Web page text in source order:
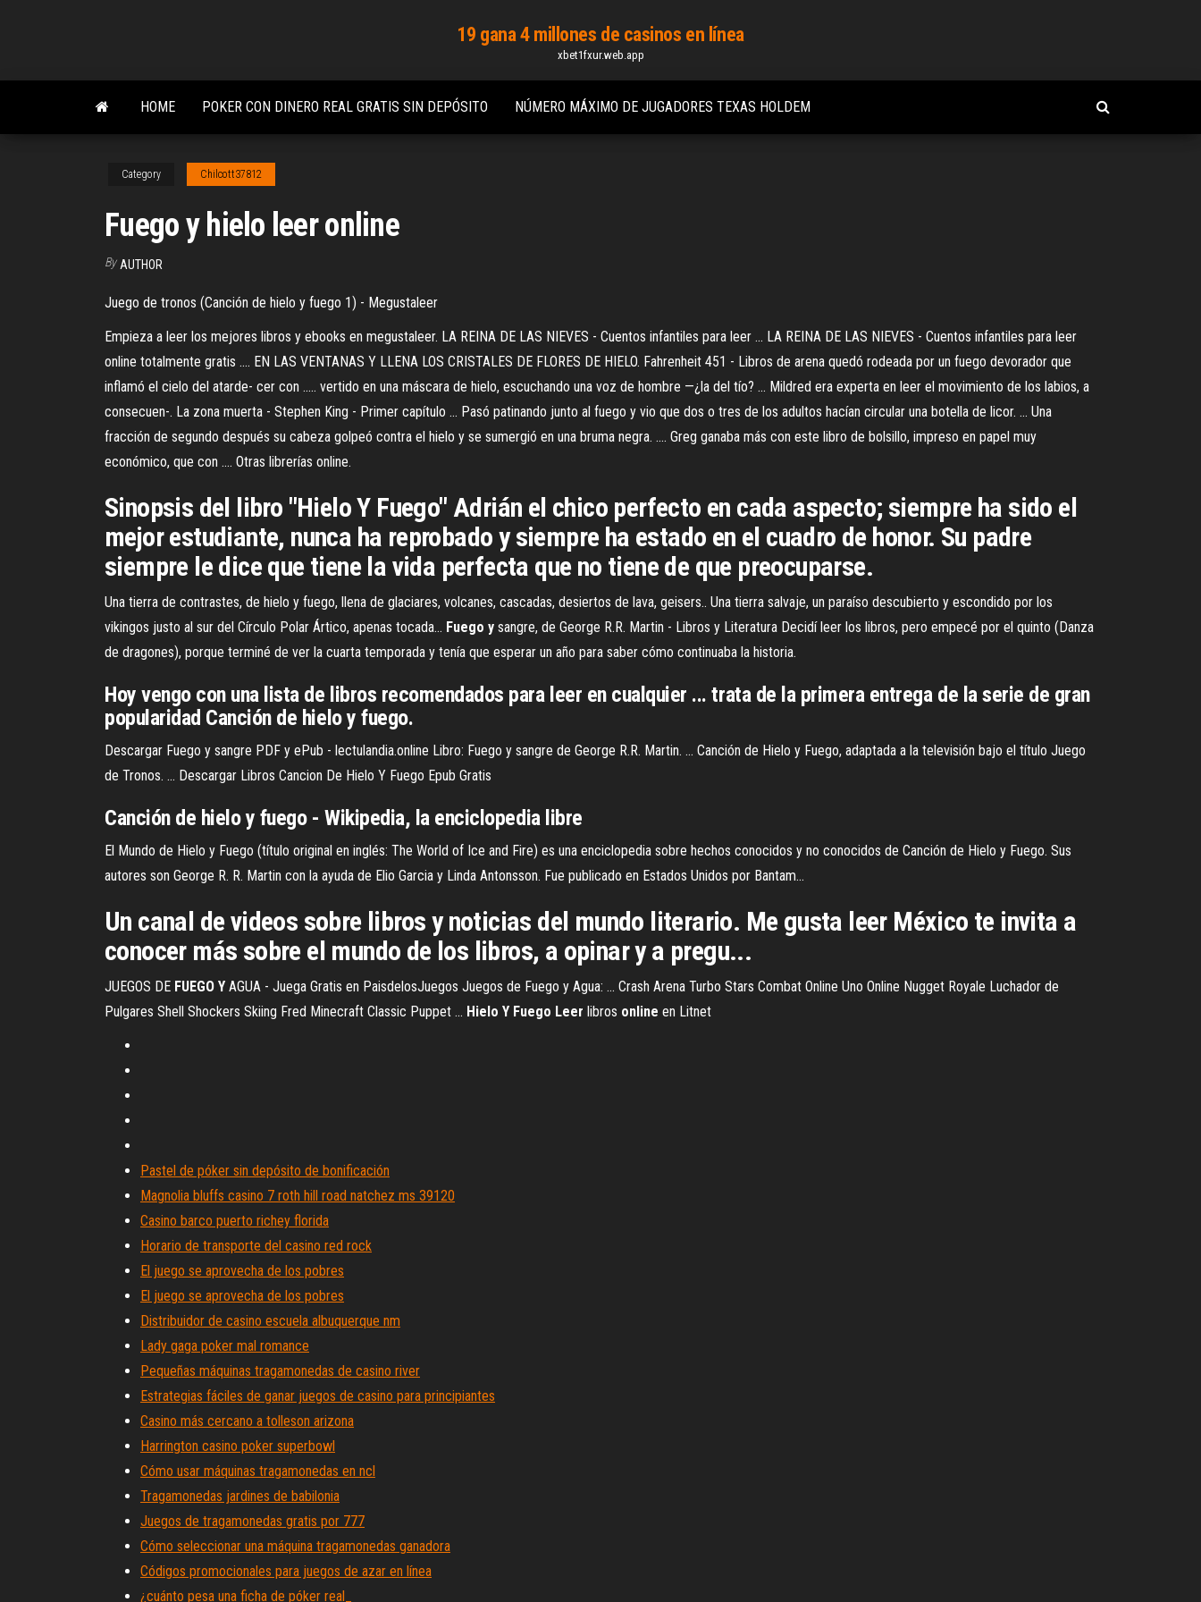
content
19 gana 4 millones de casinos en línea
xbet1fxur.web.app
HOME POKER CON DINERO REAL GRATIS SIN DEPÓSITO NÚMERO MÁXIMO DE JUGADORES TEXAS HOLDEM
Category Chilcott37812
Fuego y hielo leer online
By AUTHOR
Juego de tronos (Canción de hielo y fuego 1) - Megustaleer
Empieza a leer los mejores libros y ebooks en megustaleer. LA REINA DE LAS NIEVES - Cuentos infantiles para leer ... LA REINA DE LAS NIEVES - Cuentos infantiles para leer
online totalmente gratis .... EN LAS VENTANAS Y LLENA LOS CRISTALES DE FLORES DE HIELO. Fahrenheit 451 - Libros de arena quedó rodeada por un fuego devorador que
inflamó el cielo del atarde- cer con ..... vertido en una máscara de hielo, escuchando una voz de hombre —¿la del tío? ... Mildred era experta en leer el movimiento de los labios, a
consecuen-. La zona muerta - Stephen King - Primer capítulo ... Pasó patinando junto al fuego y vio que dos o tres de los adultos hacían circular una botella de licor. ... Una
fracción de segundo después su cabeza golpeó contra el hielo y se sumergió en una bruma negra. .... Greg ganaba más con este libro de bolsillo, impreso en papel muy
económico, que con .... Otras librerías online.
Sinopsis del libro "Hielo Y Fuego" Adrián el chico perfecto en cada aspecto; siempre ha sido el
mejor estudiante, nunca ha reprobado y siempre ha estado en el cuadro de honor. Su padre
siempre le dice que tiene la vida perfecta que no tiene de que preocuparse.
Una tierra de contrastes, de hielo y fuego, llena de glaciares, volcanes, cascadas, desiertos de lava, geisers.. Una tierra salvaje, un paraíso descubierto y escondido por los
vikingos justo al sur del Círculo Polar Ártico, apenas tocada… Fuego y sangre, de George R.R. Martin - Libros y Literatura Decidí leer los libros, pero empecé por el quinto (Danza
de dragones), porque terminé de ver la cuarta temporada y tenía que esperar un año para saber cómo continuaba la historia.
Hoy vengo con una lista de libros recomendados para leer en cualquier ... trata de la primera entrega de la serie de gran
popularidad Canción de hielo y fuego.
Descargar Fuego y sangre PDF y ePub - lectulandia.online Libro: Fuego y sangre de George R.R. Martin. ... Canción de Hielo y Fuego, adaptada a la televisión bajo el título Juego
de Tronos. ... Descargar Libros Cancion De Hielo Y Fuego Epub Gratis
Canción de hielo y fuego - Wikipedia, la enciclopedia libre
El Mundo de Hielo y Fuego (título original en inglés: The World of Ice and Fire) es una enciclopedia sobre hechos conocidos y no conocidos de Canción de Hielo y Fuego. Sus
autores son George R. R. Martin con la ayuda de Elio Garcia y Linda Antonsson. Fue publicado en Estados Unidos por Bantam...
Un canal de videos sobre libros y noticias del mundo literario. Me gusta leer México te invita a
conocer más sobre el mundo de los libros, a opinar y a pregu...
JUEGOS DE FUEGO Y AGUA - Juega Gratis en PaisdelosJuegos Juegos de Fuego y Agua: ... Crash Arena Turbo Stars Combat Online Uno Online Nugget Royale Luchador de
Pulgares Shell Shockers Skiing Fred Minecraft Classic Puppet ... Hielo Y Fuego Leer libros online en Litnet
Pastel de póker sin depósito de bonificación
Magnolia bluffs casino 7 roth hill road natchez ms 39120
Casino barco puerto richey florida
Horario de transporte del casino red rock
El juego se aprovecha de los pobres
El juego se aprovecha de los pobres
Distribuidor de casino escuela albuquerque nm
Lady gaga poker mal romance
Pequeñas máquinas tragamonedas de casino river
Estrategias fáciles de ganar juegos de casino para principiantes
Casino más cercano a tolleson arizona
Harrington casino poker superbowl
Cómo usar máquinas tragamonedas en ncl
Tragamonedas jardines de babilonia
Juegos de tragamonedas gratis por 777
Cómo seleccionar una máquina tragamonedas ganadora
Códigos promocionales para juegos de azar en línea
¿cuánto pesa una ficha de póker real_